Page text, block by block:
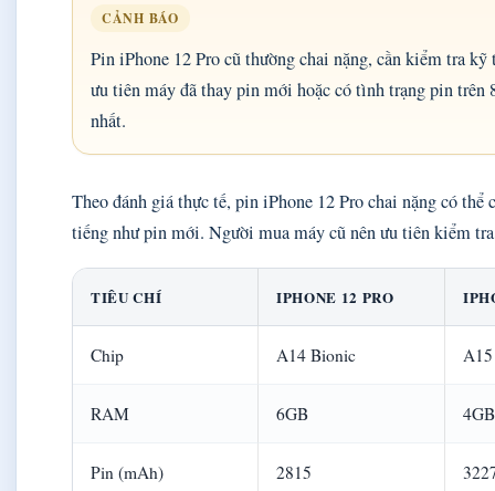
CẢNH BÁO
Pin iPhone 12 Pro cũ thường chai nặng, cần kiểm tra
ưu tiên máy đã thay pin mới hoặc có tình trạng pin trên
nhất.
Theo đánh giá thực tế, pin iPhone 12 Pro chai nặng có
tiếng như pin mới. Người mua máy cũ nên ưu tiên kiểm
TIÊU CHÍ IPHONE 12 PRO
Chip A14 Bionic
RAM 6GB 4GB
Pin (mAh) 2815